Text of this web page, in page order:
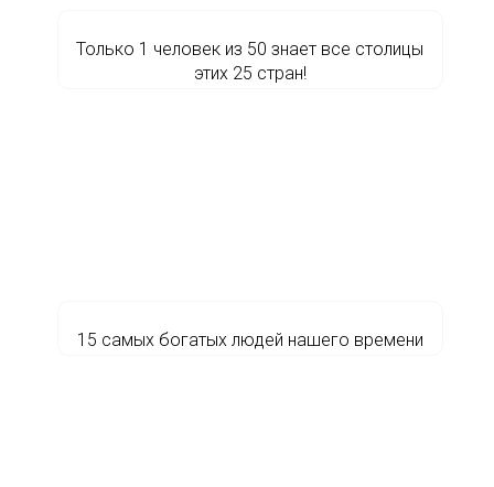
Только 1 человек из 50 знает все столицы
этих 25 стран!
15 самых богатых людей нашего времени